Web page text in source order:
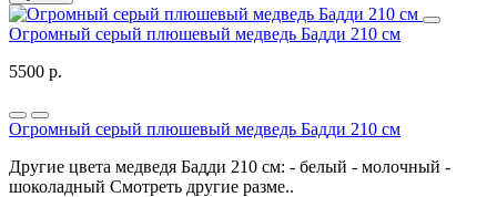
Огромный серый плюшевый медведь Бадди 210 см
5500 р.
Огромный серый плюшевый медведь Бадди 210 см
Другие цвета медведя Бадди 210 см: - белый - молочный -
шоколадный Смотреть другие разме..